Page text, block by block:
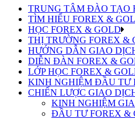
TRUNG TÂM ĐÀO TẠO
TÌM HIỂU FOREX &
HỌC FOREX & GOLD
THỊ TRƯỜNG FOREX &
HƯỚNG DẪN GIAO
DIỄN ĐÀN FOREX &
LỚP HỌC FOREX &
KINH NGHIỆM ĐẦU TƯ
CHIẾN LƯỢC GIAO
KINH NGHIỆM
ĐẦU TƯ FOREX &